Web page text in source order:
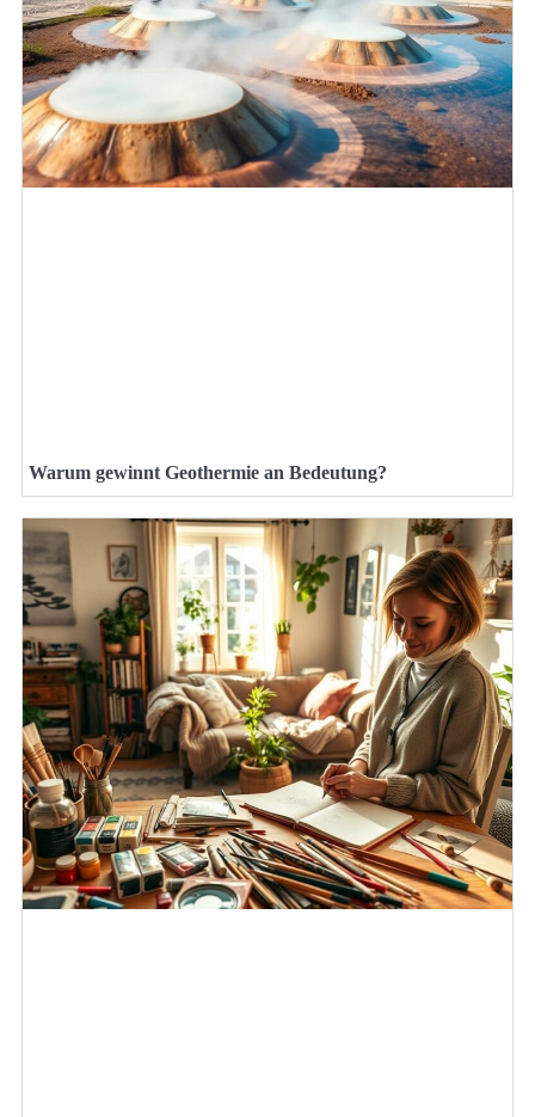
Warum gewinnt Geothermie an Bedeutung?